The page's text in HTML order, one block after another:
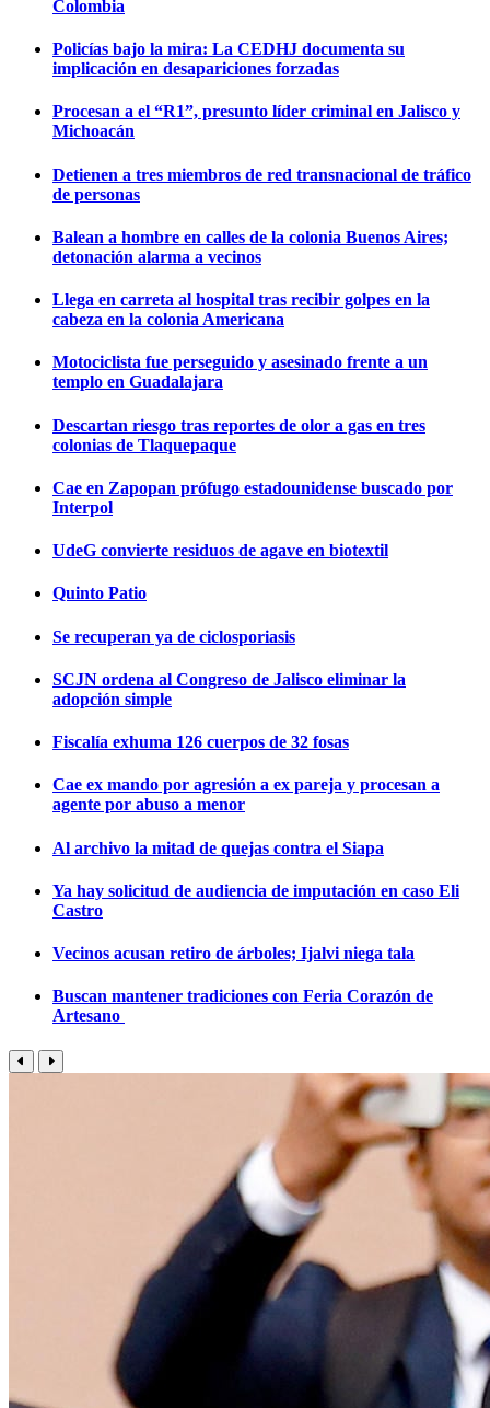
Colombia
Policías bajo la mira: La CEDHJ documenta su
implicación en desapariciones forzadas
Procesan a el “R1”, presunto líder criminal en Jalisco y
Michoacán
Detienen a tres miembros de red transnacional de tráfico
de personas
Balean a hombre en calles de la colonia Buenos Aires;
detonación alarma a vecinos
Llega en carreta al hospital tras recibir golpes en la
cabeza en la colonia Americana
Motociclista fue perseguido y asesinado frente a un
templo en Guadalajara
Descartan riesgo tras reportes de olor a gas en tres
colonias de Tlaquepaque
Cae en Zapopan prófugo estadounidense buscado por
Interpol
UdeG convierte residuos de agave en biotextil
Quinto Patio
Se recuperan ya de ciclosporiasis
SCJN ordena al Congreso de Jalisco eliminar la
adopción simple
Fiscalía exhuma 126 cuerpos de 32 fosas
Cae ex mando por agresión a ex pareja y procesan a
agente por abuso a menor
Al archivo la mitad de quejas contra el Siapa
Ya hay solicitud de audiencia de imputación en caso Eli
Castro
Vecinos acusan retiro de árboles; Ijalvi niega tala
Buscan mantener tradiciones con Feria Corazón de
Artesano